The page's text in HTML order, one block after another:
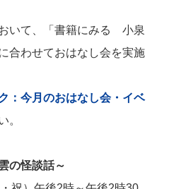
いて、「書籍にみる 小泉
合わせておはなし会を実施
：今月のおはなし会・イベ
。
の怪談話～